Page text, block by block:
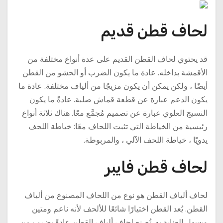
لحاف قطن قديم
قد يحتوي لحاف القطن القديم على عدة أنواع مختلفة من
الأقمشة بداخله. عادة ما يكون الضرب أو الحشو من القطن
أيضًا ، ولكن يمكن أن يكون مزيجًا من ألياف مختلفة. عادة ما
يكون الدعم عبارة عن قطعة قماش صلبة. عادةً ما يكون
النسيج العلوي عبارة عن تصميم مُجمَّع معًا. هناك ثلاثة أنواع
رئيسية من الخياطة التي تثبت اللحاف معًا: خياطة اللحف
يدويًا ، خياطة اللحف الآلي ، والمربوطة.
لحاف قطن فايبر
لحاف ألياف القطن هو نوع من اللحاف المصنوع من ألياف
القطن. يُعد القطن اختيارًا شائعًا للألحف لأنه ناعم ومتين